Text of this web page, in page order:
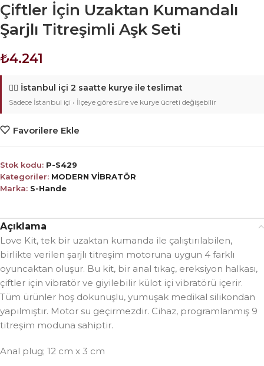
Çiftler İçin Uzaktan Kumandalı
Şarjlı Titreşimli Aşk Seti
₺4.241
🚴‍♂️ İstanbul içi 2 saatte kurye ile teslimat
Sadece İstanbul içi • İlçeye göre süre ve kurye ücreti değişebilir
Favorilere Ekle
Stok kodu: P-S429
Kategoriler: MODERN VİBRATÖR
Marka: S-Hande
Açıklama
Love Kit, tek bir uzaktan kumanda ile çalıştırılabilen,
birlikte verilen şarjlı titreşim motoruna uygun 4 farklı
oyuncaktan oluşur. Bu kit, bir anal tıkaç, ereksiyon halkası,
çiftler için vibratör ve giyilebilir külot içi vibratörü içerir.
Tüm ürünler hoş dokunuşlu, yumuşak medikal silikondan
yapılmıştır. Motor su geçirmezdir. Cihaz, programlanmış 9
titreşim moduna sahiptir.
Anal plug; 12 cm x 3 cm